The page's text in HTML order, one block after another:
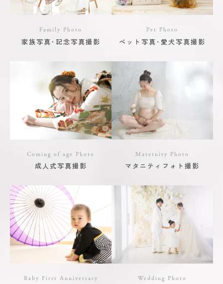
Family Photo
家族写真･記念写真撮影
Pet Photo
ペット写真･愛犬写真撮影
Coming of age Photo
成人式写真撮影
Maternity Photo
マタニティフォト撮影
Baby First Anniversary Wedding Photo